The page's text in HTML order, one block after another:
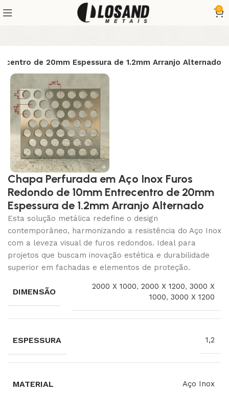
0
de 20mm Espessura de 1.2mm Arranjo Alternado
Chapa Perfurada em Aço Inox Furos
Redondo de 10mm Entrecentro de 20mm
Espessura de 1.2mm Arranjo Alternado
Esta solução metálica redefine o design
contemporâneo, harmonizando a resistência do Aço Inox
com a leveza visual de furos redondos. Ideal para
projetos que buscam inovação estética e durabilidade
superior em fachadas e elementos de proteção.
DIMENSÃO
2000 X 1000,2000 X 1200,3000 X
1000,3000 X 1200
ESPESSURA 1,2
MATERIAL Aço Inox